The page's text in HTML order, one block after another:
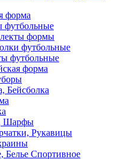
форма
футбольные
формы
футбольные
футбольные
форма
Бейсболка
Шарфы
Рукавицы
Белье Спортивное